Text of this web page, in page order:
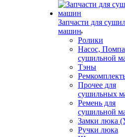
Запчасти для
машин
Ролики
Насос, Помпа
сушильной
Тэны
Прочее для
сушильных
Ремень для
сушильной
Замки люка
Ручки люка